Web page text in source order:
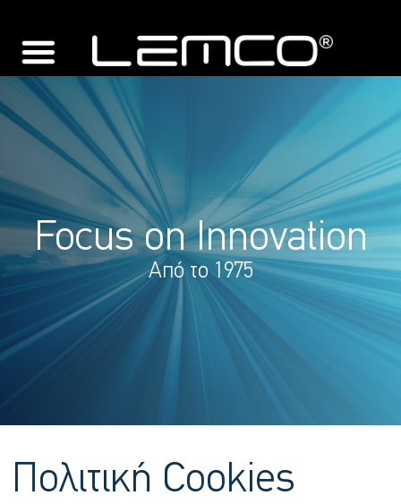
Focus on Innovation
Από το 1975
Πολιτική Cookies